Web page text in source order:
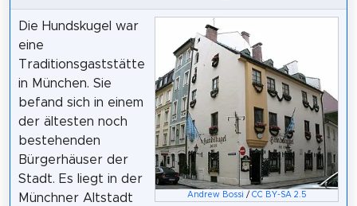
Andrew Bossi / CC BY-SA 2.5
Die Hundskugel war
eine
Traditionsgaststätte
in München. Sie
befand sich in einem
der ältesten noch
bestehenden
Bürgerhäuser der
Stadt. Es liegt in der
Münchner Altstadt